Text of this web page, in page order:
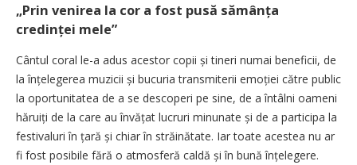
„Prin venirea la cor a fost pusă sămânța
credinței mele”
Cântul coral le-a adus acestor copii și tineri numai beneficii, de
la înțelegerea muzicii și bucuria transmiterii emoției către public
la oportunitatea de a se descoperi pe sine, de a întâlni oameni
hăruiți de la care au învățat lucruri minunate și de a participa la
festivaluri în țară și chiar în străinătate. Iar toate acestea nu ar
fi fost posibile fără o atmosferă caldă și în bună înțelegere.